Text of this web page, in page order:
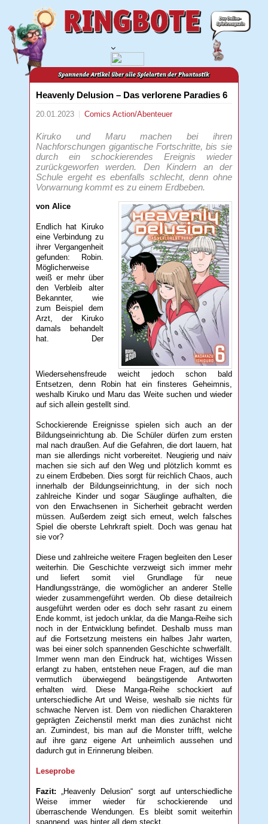
Heavenly Delusion – Das verlorene Paradies 6
20.01.2023 ComicsAction/Abenteuer
Kiruko und Maru machen bei ihren
Nachforschungen gigantische Fortschritte, bis sie
durch ein schockierendes Ereignis wieder
zurückgeworfen werden. Den Kindern an der
Schule ergeht es ebenfalls schlecht, denn ohne
Vorwarnung kommt es zu einem Erdbeben.
von Alice
Endlich hat Kiruko
eine Verbindung zu
ihrer Vergangenheit
gefunden: Robin.
Möglicherweise
weiß er mehr über
den Verbleib alter
Bekannter, wie
zum Beispiel dem
Arzt, der Kiruko
damals behandelt
hat. Der
Wiedersehensfreude weicht jedoch schon bald
Entsetzen, denn Robin hat ein finsteres Geheimnis,
weshalb Kiruko und Maru das Weite suchen und wieder
auf sich allein gestellt sind.
Schockierende Ereignisse spielen sich auch an der
Bildungseinrichtung ab. Die Schüler dürfen zum ersten
mal nach draußen. Auf die Gefahren, die dort lauern, hat
man sie allerdings nicht vorbereitet. Neugierig und naiv
machen sie sich auf den Weg und plötzlich kommt es
zu einem Erdbeben. Dies sorgt für reichlich Chaos, auch
innerhalb der Bildungseinrichtung, in der sich noch
zahlreiche Kinder und sogar Säuglinge aufhalten, die
von den Erwachsenen in Sicherheit gebracht werden
müssen. Außerdem zeigt sich erneut, welch falsches
Spiel die oberste Lehrkraft spielt. Doch was genau hat
sie vor?
Diese und zahlreiche weitere Fragen begleiten den Leser
weiterhin. Die Geschichte verzweigt sich immer mehr
und liefert somit viel Grundlage für neue
Handlungsstränge, die womöglicher an anderer Stelle
wieder zusammengeführt werden. Ob diese detailreich
ausgeführt werden oder es doch sehr rasant zu einem
Ende kommt, ist jedoch unklar, da die Manga-Reihe sich
noch in der Entwicklung befindet. Deshalb muss man
auf die Fortsetzung meistens ein halbes Jahr warten,
was bei einer solch spannenden Geschichte schwerfällt.
Immer wenn man den Eindruck hat, wichtiges Wissen
erlangt zu haben, entstehen neue Fragen, auf die man
vermutlich überwiegend beängstigende Antworten
erhalten wird. Diese Manga-Reihe schockiert auf
unterschiedliche Art und Weise, weshalb sie nichts für
schwache Nerven ist. Dem von niedlichen Charakteren
geprägten Zeichenstil merkt man dies zunächst nicht
an. Zumindest, bis man auf die Monster trifft, welche
auf ihre ganz eigene Art unheimlich aussehen und
dadurch gut in Erinnerung bleiben.
Leseprobe
Fazit: „Heavenly Delusion“ sorgt auf unterschiedliche
Weise immer wieder für schockierende und
überraschende Wendungen. Es bleibt somit weiterhin
spannend, was hinter all dem steckt.